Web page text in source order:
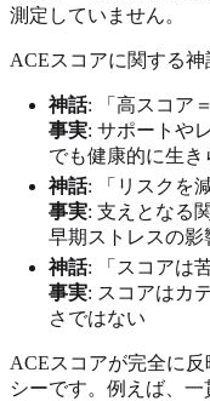
測定していません。
ACEスコアに関する神
神話: 「高スコア
事実: サポートや
でも健康的に生き
神話: 「リスクを
事実: 支えとなる
早期ストレスの影
神話: 「スコアは
事実: スコアはカ
さではない
ACEスコアが完全に
シーです。例えば、